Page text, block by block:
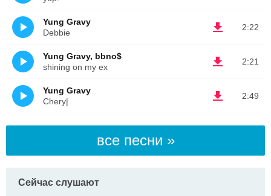
2:22
Yung Gravy
Debbie
2:21
Yung Gravy, bbno$
shining on my ex
2:49
Yung Gravy
Chery|
все песни »
Сейчас слушают